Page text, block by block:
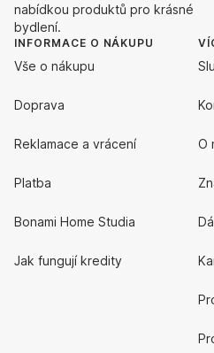
nabídkou produktů pro krásné
bydlení.
INFORMACE O NÁKUPU
Vše o nákupu
Doprava
Reklamace a vrácení
Platba
Bonami Home Studia
Jak fungují kredity
O